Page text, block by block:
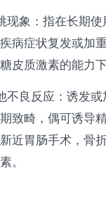
现象：指在长期
病症状复发或加
皮质激素的能力下
不良反应：诱发
致畸，偶可诱导
近胃肠手术，骨
。